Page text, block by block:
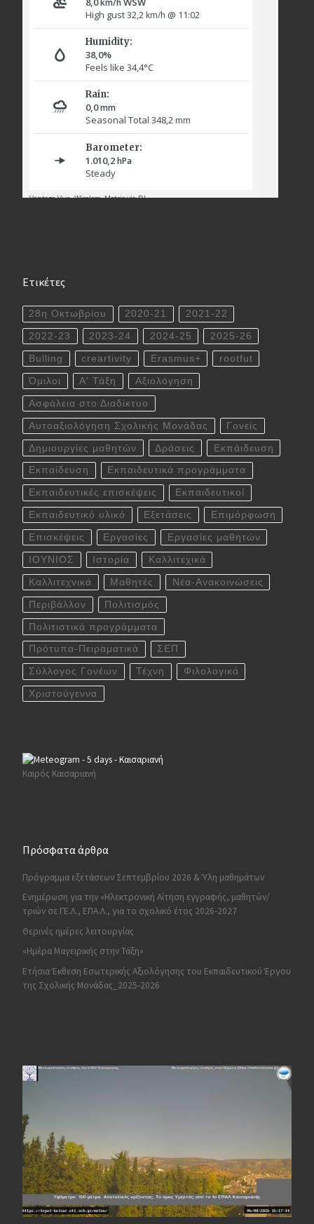
Ετικέτες
28η Οκτωβρίου 2020-21 2021-22
2022-23 2023-24 2024-25 2025-26
Bulling creartivity Erasmus+ rootfut
Όμιλοι Α' Τάξη Αξιολόγηση
Ασφάλεια στο Διαδίκτυο
Αυτοαξιολόγηση Σχολικής Μονάδας Γονείς
Δημιουργίες μαθητών Δράσεις Εκπάιδευση
Εκπαίδευση Εκπαιδευτικά προγράμματα
Εκπαιδευτικές επισκέψεις Εκπαιδευτικοί
Εκπαιδευτικό υλικό Εξετάσεις Επιμόρφωση
Επισκέψεις Εργασίες Εργασίες μαθητών
ΙΟΥΝΙΟΣ Ιστορία Καλλιτεχικά
Καλλιτεχνικά Μαθητές Νέα-Ανακοινώσεις
Περιβάλλον Πολιτισμός
Πολιτιστικά προγράμματα
Πρότυπα-Πειραματικά ΣΕΠ
Σύλλογος Γονέων Τέχνη Φιλολογικά
Χριστούγεννα
Καιρός Καισαριανή
Πρόσφατα άρθρα
Πρόγραμμα εξετάσεων Σεπτεμβρίου 2026 & Ύλη μαθημάτων
Ενημέρωση για την «Ηλεκτρονική Αίτηση εγγραφής, μαθητών/
τριών σε ΓΕ.Λ., ΕΠΑ.Λ., για το σχολικό έτος 2026-2027
Θερινές ημέρες λειτουργίας
«Ημέρα Μαγειρικής στην Τάξη»
Ετήσια Έκθεση Εσωτερικής Αξιολόγησης του Εκπαιδευτικού Έργου
της Σχολικής Μονάδας_2025-2026